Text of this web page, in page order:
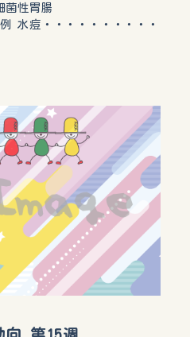
菌性胃腸
水痘・・・・・・・・・・
向 第15週